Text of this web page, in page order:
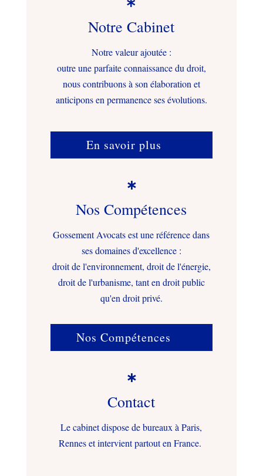

Notre Cabinet
Notre valeur ajoutée :
outre une parfaite connaissance du droit,
nous contribuons à son élaboration et
anticipons en permanence ses évolutions.
En savoir plus

Nos Compétences
Gossement Avocats est une référence dans
ses domaines d'excellence :
droit de l'environnement, droit de l'énergie,
droit de l'urbanisme, tant en droit public
qu'en droit privé.
Nos Compétences

Contact
Le cabinet dispose de bureaux à Paris,
Rennes et intervient partout en France.